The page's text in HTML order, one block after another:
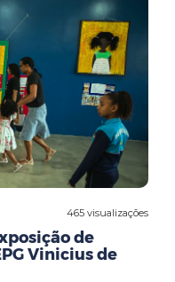
465 visualizações
de
Vinicius de